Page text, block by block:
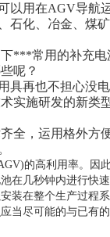
以用在AGV导航
石化、冶金、煤
***常用的补充
呢？
具再也不担心没
施研发的新类
全，运用格外方
的高利用率。因
在几秒钟内进行快
装在整个生产过程
当尽可能的与已有